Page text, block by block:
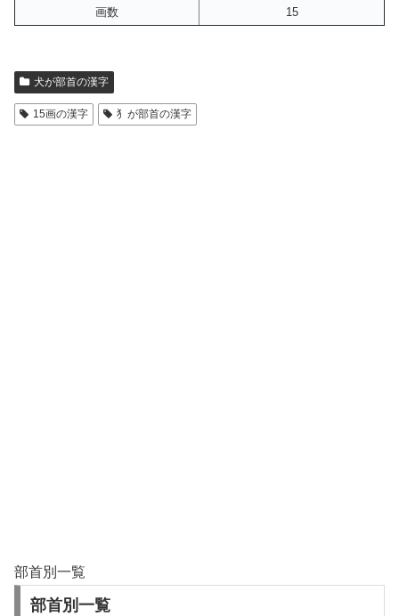
画数
15
犬が部首の漢字
15画の漢字 犭が部首の漢字
部首別一覧
部首別一覧